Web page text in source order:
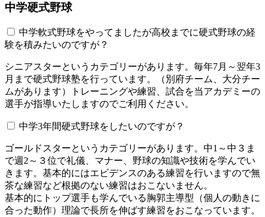
中学硬式野球
中学軟式野球をやってましたが高校までに硬式野球の経
験を積みたいのですが？
シニアスターというカテゴリーがあります。毎年7月～翌年3
月まで硬式野球塾を行っています。（別府チーム、大分チー
ムがあります）トレーニングや練習、試合を当アカデミーの
選手が指導いたしますのでご利用ください。
中学3年間硬式野球をしたいのですが？
ゴールドスターというカテゴリーがあります。中1～中３ま
で週2～３位で礼儀、マナー、野球の知識や技術を学んでい
きます。基本的にはエビデンスのある練習を行いますので無
茶な練習など根拠のない練習はおこないません。
基本的にトップ選手も学んでいる胸郭主導型（個人の動きに
合った動作）理論で長所を伸ばす練習をおこなっています。